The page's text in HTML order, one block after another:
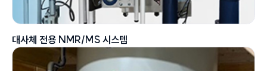
대사체 전용 NMR/MS 시스템